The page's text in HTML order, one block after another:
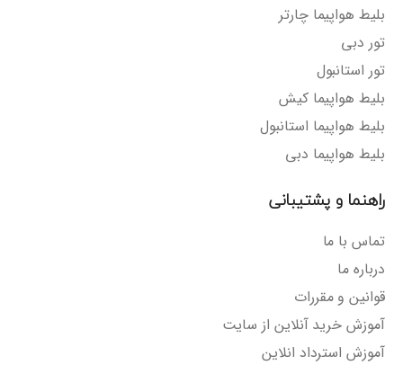
بلیط هواپیما چارتر
تور دبی
تور استانبول
بلیط هواپیما کیش
بلیط هواپیما استانبول
بلیط هواپیما دبی
راهنما و پشتیبانی
تماس با ما
درباره ما
قوانین و مقررات
آموزش خرید آنلاین از سایت
آموزش استرداد انلاین